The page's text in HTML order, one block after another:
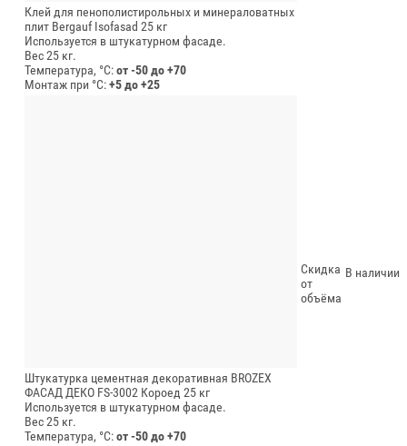
Клей для пенополистирольных и минераловатных
плит Bergauf Isofasad 25 кг
Используется в штукатурном фасаде.
Вес 25 кг.
Температура, °C:от -50 до +70
Монтаж при °C:+5 до +25
Штукатурка цементная декоративная BROZEX
ФАСАД ДЕКО FS-3002 Короед 25 кг
Используется в штукатурном фасаде.
Вес 25 кг.
Температура, °C:от -50 до +70
Скидка
от
объёма
В наличии